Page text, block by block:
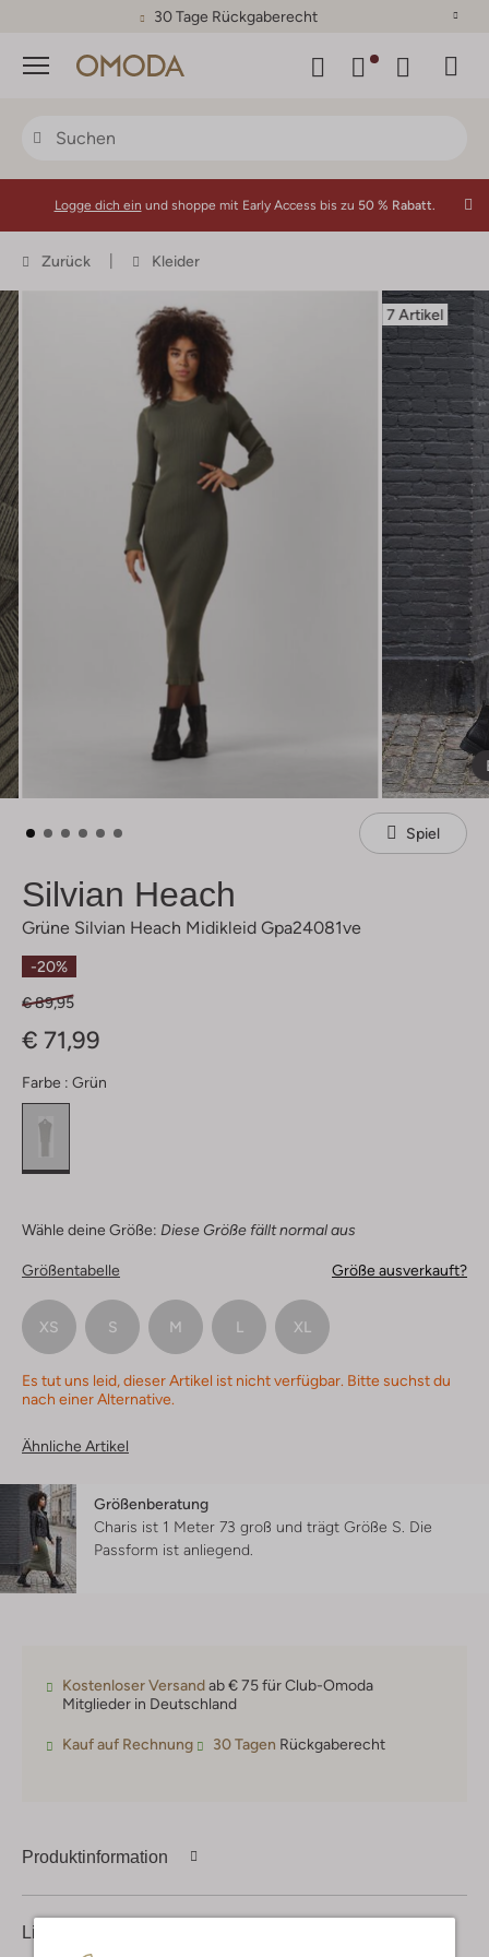
30 Tage Rückgaberecht
Menü
Logge dich ein und shoppe mit Early Access bis zu 50 % Rabatt.
Zurück Kleider
7 Artikel
Spiel
Silvian Heach
Grüne Silvian Heach Midikleid Gpa24081ve
-20%
€ 89,95
€ 71,99
Farbe : Grün
Wähle deine Größe: Diese Größe fällt normal aus
Größentabelle Größe ausverkauft?
XS S M L XL
Es tut uns leid, dieser Artikel ist nicht verfügbar. Bitte suchst du
nach einer Alternative.
Ähnliche Artikel
Größenberatung
Charis ist 1 Meter 73 groß und trägt Größe S. Die
Passform ist anliegend
Kostenloser Versandab € 75 für Club-Omoda
Mitglieder in Deutschland
Kauf auf Rechnung 30 Tagen Rückgaberecht
Produktinformation
Lieferung & Rückgabe